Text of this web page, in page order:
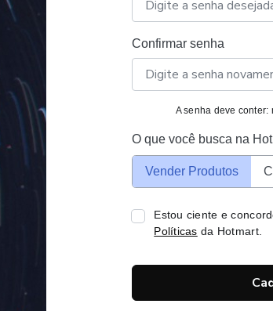
Confirmar senha
A senha deve
O que você busca na
Vender Produtos
Estou ciente e
Políticas da Hotmart.